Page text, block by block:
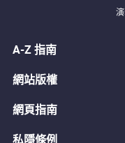
A-Z 指南
網站版權
網頁指南
私隱條例